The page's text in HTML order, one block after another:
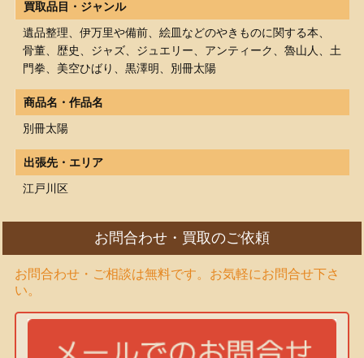
買取品目・ジャンル
遺品整理、伊万里や備前、絵皿などのやきものに関する本、
骨董、歴史、ジャズ、ジュエリー、アンティーク、魯山人、土
門拳、美空ひばり、黒澤明、別冊太陽
商品名・作品名
別冊太陽
出張先・エリア
江戸川区
お問合わせ・買取のご依頼
お問合わせ・ご相談は無料です。お気軽にお問合せ下さ
い。